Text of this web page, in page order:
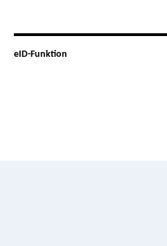
eID-Funktion